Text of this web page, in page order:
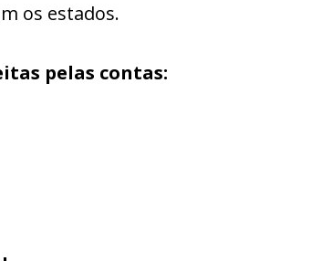
os estados.
pelas contas: